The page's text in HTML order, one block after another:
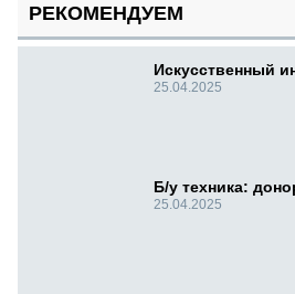
РЕКОМЕНДУЕМ
Искусственный
25.04.2025
Б/у техника:
25.04.2025